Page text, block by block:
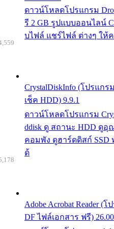
ดาวน์โหลดโปรแกรม
รี 2 GB รูปแบบออนไลน์
บไฟล์ แชร์ไฟล์ ต่างๆ ให้
CrystalDiskInfo (โปรแกร
เช็ค HDD) 9.9.1
ดาวน์โหลดโปรแกรม
ddisk ดู สถานะ HDD ดูอุ
คอมพัง ดูฮาร์ดดิสก์ SSD
ด้
Adobe Acrobat Reader (
DF ไฟล์เอกสาร ฟรี)